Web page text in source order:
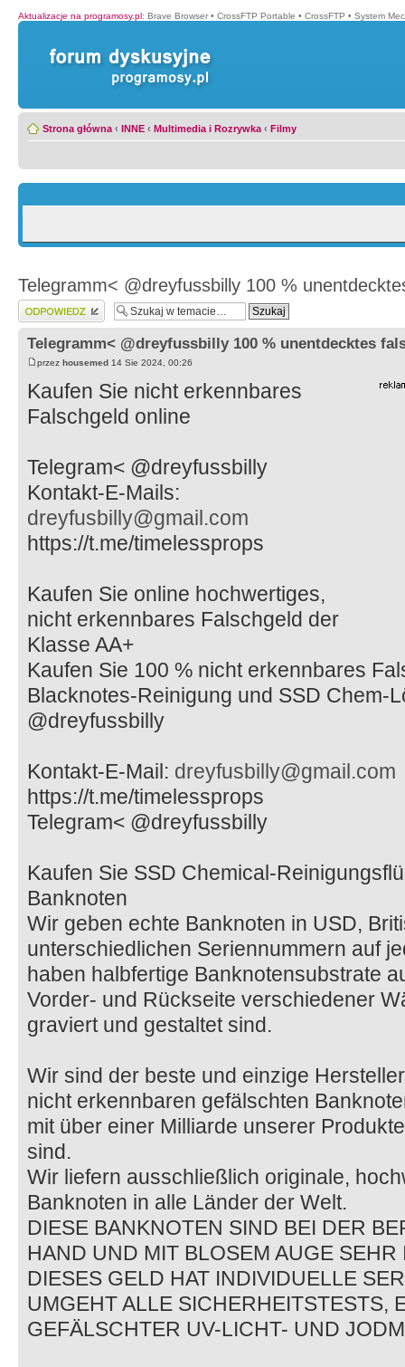
Aktualizacje na programosy.pl: Brave Browser • CrossFTP Portable • CrossFTP • System
Strona główna ‹ INNE ‹ Multimedia i Rozrywka ‹ Filmy
Telegramm< @dreyfussbilly 100 %
Wyślij odpowiedź
Telegramm< @dreyfussbilly 100 % unentdecktes
przez housemed 14 Sie 2024, 00:26
Kaufen Sie nicht erkennbares
Falschgeld online
Telegram< @dreyfussbilly
Kontakt-E-Mails:
dreyfusbilly@gmail.com
https://t.me/timelessprops
Kaufen Sie online hochwertiges,
nicht erkennbares Falschgeld der
Klasse AA+
Kaufen Sie 100 % nicht erkennbares
Blacknotes-Reinigung und SSD Chem-
@dreyfussbilly
Kontakt-E-Mail: dreyfusbilly@gmail.com
https://t.me/timelessprops
Telegram< @dreyfussbilly
Kaufen Sie SSD Chemical-
Banknoten
Wir geben echte Banknoten in USD,
unterschiedlichen Seriennummern auf
haben halbfertige Banknotensubstrate
Vorder- und Rückseite verschiedener
graviert und gestaltet sind.
Wir sind der beste und einzige
nicht erkennbaren gefälschten
mit über einer Milliarde unserer
sind.
Wir liefern ausschließlich originale,
Banknoten in alle Länder der Welt.
DIESE BANKNOTEN SIND BEI DER
HAND UND MIT BLOSEM AUGE SEHR
DIESES GELD HAT INDIVIDUELLE
UMGEHT ALLE SICHERHEITSTESTS,
GEFÄLSCHTER UV-LICHT- UND